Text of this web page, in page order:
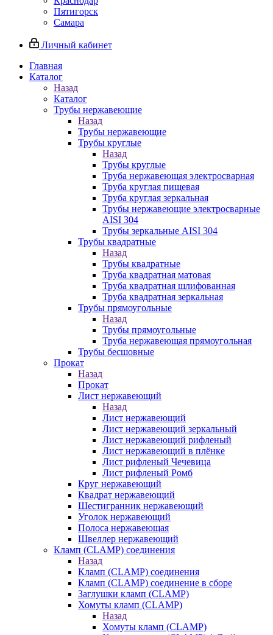
Пятигорск
Самара
Личный кабинет
Главная
Каталог
Назад
Каталог
Трубы нержавеющие
Назад
Трубы нержавеющие
Трубы круглые
Назад
Трубы круглые
Труба нержавеющая электросварная
Труба круглая пищевая
Труба круглая зеркальная
Трубы нержавеющие электросварные
AISI 304
Трубы зеркальные AISI 304
Трубы квадратные
Назад
Трубы квадратные
Труба квадратная матовая
Труба квадратная шлифованная
Труба квадратная зеркальная
Трубы прямоугольные
Назад
Трубы прямоугольные
Труба нержавеющая прямоугольная
Трубы бесшовные
Прокат
Назад
Прокат
Лист нержавеющий
Назад
Лист нержавеющий
Лист нержавеющий зеркальный
Лист нержавеющий рифленый
Лист нержавеющий в плёнке
Лист рифленый Чечевица
Лист рифленый Ромб
Круг нержавеющий
Квадрат нержавеющий
Шестигранник нержавеющий
Уголок нержавеющий
Полоса нержавеющая
Швеллер нержавеющий
Кламп (CLAMP) соединения
Назад
Кламп (CLAMP) соединения
Кламп (CLAMP) соединение в сборе
Заглушки кламп (CLAMP)
Хомуты кламп (CLAMP)
Назад
Хомуты кламп (CLAMP)